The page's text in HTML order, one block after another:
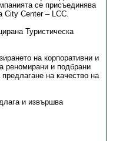
се присъединява
City Center – LCC.
Туристическа
на корпоративни и
реномирани и подбрани
на качество на
и извършва